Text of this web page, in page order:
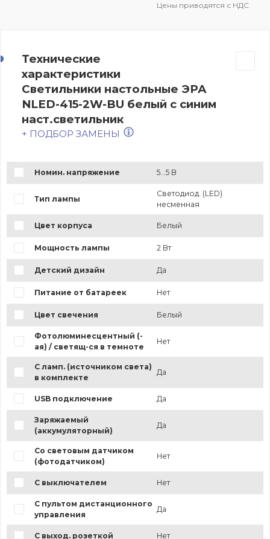
Цены приводятся с НДС
Технические
характеристики
Светильники настольные ЭРА
NLED-415-2W-BU белый с синим
наст.светильник
+ ПОДБОР ЗАМЕНЫ
Номин. напряжение 5...5 В
Тип лампы
Светодиод. (LED)
несменная
Цвет корпуса Белый
Мощность лампы 2 Вт
Детский дизайн Да
Питание от батареек Нет
Цвет свечения Белый
Фотолюминесцентный (-
ая) / светящ-ся в темноте
Нет
С ламп. (источником света)
в комплекте
Да
USB подключение Да
Заряжаемый
(аккумуляторный)
Да
Со световым датчиком
(фотодатчиком)
Нет
С выключателем Нет
С пультом дистанционного
управления
Да
С выход. розеткой Нет